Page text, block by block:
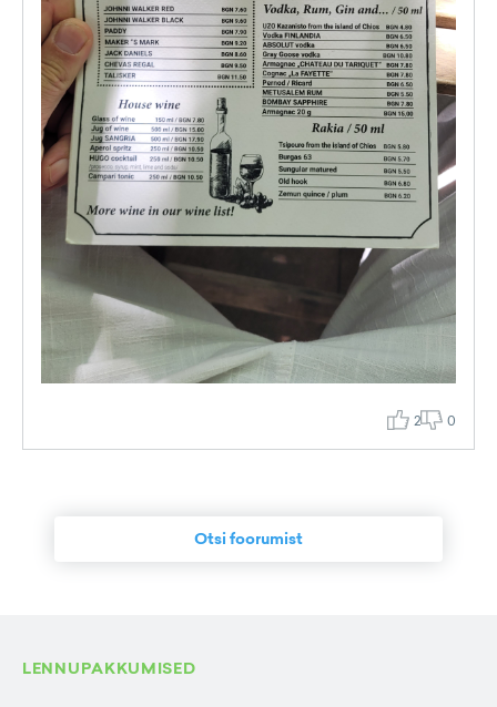
2 0
Otsi foorumist
LENNUPAKKUMISED